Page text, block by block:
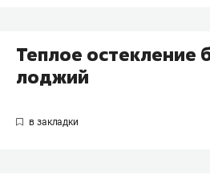
Теплое остекление
лоджий